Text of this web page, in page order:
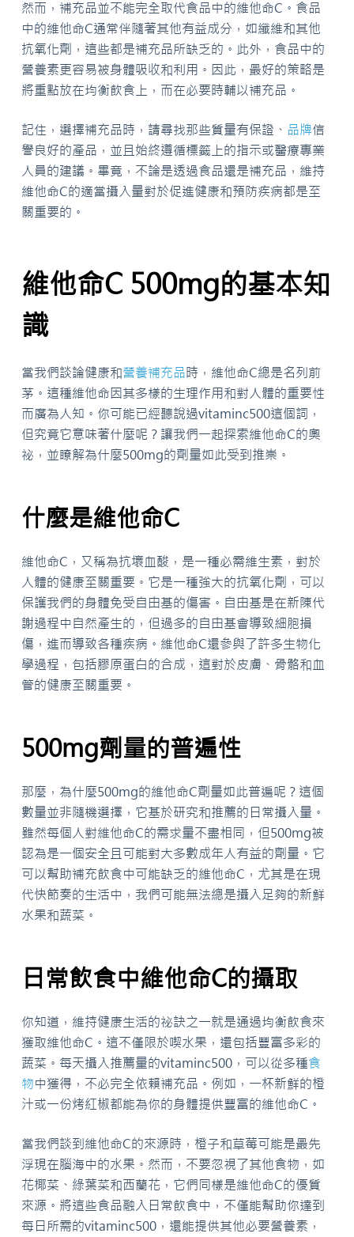
然而，補充品並不能完全取代食品中的維他命C。食品
中的維他命C通常伴隨著其他有益成分，如纖維和其他
抗氧化劑，這些都是補充品所缺乏的。此外，食品中的
營養素更容易被身體吸收和利用。因此，最好的策略是
將重點放在均衡飲食上，而在必要時輔以補充品。
記住，選擇補充品時，請尋找那些質量有保證、 品牌信
譽良好的產品，並且始終遵循標籤上的指示或醫療專業
人員的建議。畢竟，不論是透過食品還是補充品，維持
維他命C的適當攝入量對於促進健康和預防疾病都是至
關重要的。
維他命C 500mg的基本知
識
當我們談論健康和營養補充品時，維他命C總是名列前
茅。這種維他命因其多樣的生理作用和對人體的重要性
而廣為人知。你可能已經聽說過vitaminc500這個詞，
但究竟它意味著什麼呢？讓我們一起探索維他命C的奧
祕，並瞭解為什麼500mg的劑量如此受到推崇。
什麼是維他命C
維他命C，又稱為抗壞血酸，是一種必需維生素，對於
人體的健康至關重要。它是一種強大的抗氧化劑，可以
保護我們的身體免受自由基的傷害。自由基是在新陳代
謝過程中自然產生的，但過多的自由基會導致細胞損
傷，進而導致各種疾病。維他命C還參與了許多生物化
學過程，包括膠原蛋白的合成，這對於皮膚、骨骼和血
管的健康至關重要。
500mg劑量的普遍性
那麼，為什麼500mg的維他命C劑量如此普遍呢？這個
數量並非隨機選擇，它基於研究和推薦的日常攝入量。
雖然每個人對維他命C的需求量不盡相同，但500mg被
認為是一個安全且可能對大多數成年人有益的劑量。它
可以幫助補充飲食中可能缺乏的維他命C，尤其是在現
代快節奏的生活中，我們可能無法總是攝入足夠的新鮮
水果和蔬菜。
日常飲食中維他命C的攝取
你知道，維持健康生活的祕訣之一就是通過均衡飲食來
獲取維他命C。這不僅限於喫水果，還包括豐富多彩的
蔬菜。每天攝入推薦量的vitaminc500，可以從多種食
物中獲得，不必完全依賴補充品。例如，一杯新鮮的橙
汁或一份烤紅椒都能為你的身體提供豐富的維他命C。
當我們談到維他命C的來源時，橙子和草莓可能是最先
浮現在腦海中的水果。然而，不要忽視了其他食物，如
花椰菜、綠葉菜和西蘭花，它們同樣是維他命C的優質
來源。將這些食品融入日常飲食中，不僅能幫助你達到
每日所需的vitaminc500，還能提供其他必要營養素，